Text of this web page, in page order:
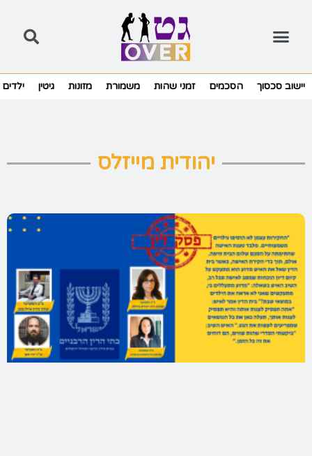
יישוב סכסוך הסכמים זמני שהות משמורת מזונות גיטין ילדים
יהודית מייזלס